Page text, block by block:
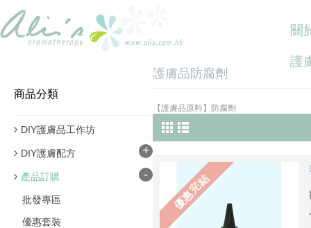
關
護
商品分類
DIY護膚品工作坊
DIY護膚配方 +
產品訂購 -
批發專區
優惠套裝
護膚品防腐劑
【護膚品原料】防腐劑
優惠完結